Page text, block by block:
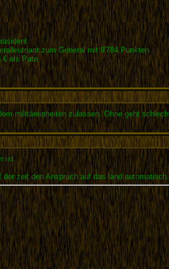
zum General mit 9'784 Punkten
€ als Pate
militäreinheiten zulassen. Ohne geht
ist.
zeit den Anspruch auf das land automatisch.